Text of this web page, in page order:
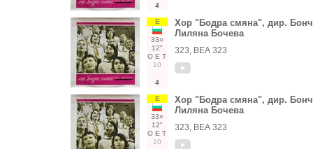
4
Е
33○
12"
О Е Т
10
4
Хор "Бодра смяна", дир.
Лиляна Бочева
323, ВЕА 323
Е
33○
12"
О Е Т
10
Хор "Бодра смяна", дир.
Лиляна Бочева
323, ВЕА 323